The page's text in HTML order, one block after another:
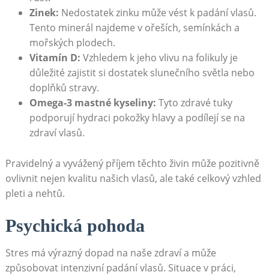
Zinek: Nedostatek zinku může vést k padání vlasů.
⁢Tento minerál najdeme ⁢v ořeších, semínkách a
mořských plodech.
Vitamín ⁢D: Vzhledem k jeho vlivu na folikuly‍ je
důležité ‌zajistit si dostatek slunečního světla nebo⁢
doplňků stravy.
Omega-3 mastné⁢ kyseliny: Tyto zdravé tuky
⁤podporují hydraci⁤ pokožky hlavy a podílejí se⁢ na
zdraví​ vlasů.
Pravidelný a vyvážený příjem těchto živin může⁣ pozitivně
ovlivnit nejen kvalitu našich vlasů, ⁢ale také celkový vzhled
pleti a nehtů.
Psychická pohoda
Stres ⁢má výrazný dopad na naše zdraví a může
způsobovat⁢ intenzivní ‌padání vlasů. Situace v práci,